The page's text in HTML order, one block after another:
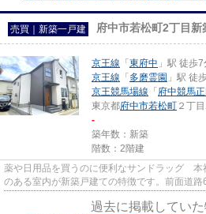
売買｜新築一戸建 府中市若松町2丁目新
京王線 「 東府中 」駅 徒歩7
京王線 「 多磨霊園 」駅 徒
京王競馬場線 「 府中競馬
東京都府中市若松町 ２丁
-
築年数：新築
階数：2階建
薬や日用品を買うのに便利なサンドラッグ 本
のある室内が新築戸建ての特徴です。前面道
過去に掲載していた